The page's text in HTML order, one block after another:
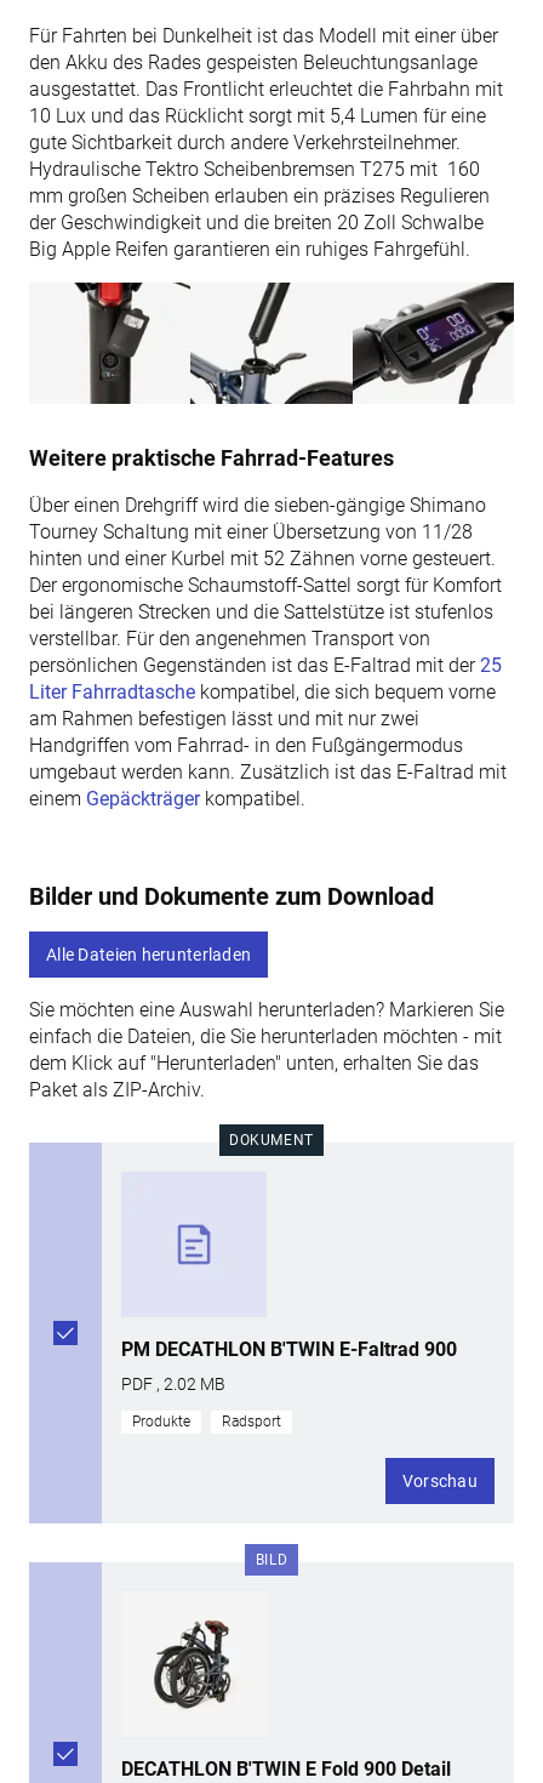
Für Fahrten bei Dunkelheit ist das Modell mit einer über
den Akku des Rades gespeisten Beleuchtungsanlage
ausgestattet. Das Frontlicht erleuchtet die Fahrbahn mit
10 Lux und das Rücklicht sorgt mit 5,4 Lumen für eine
gute Sichtbarkeit durch andere Verkehrsteilnehmer.
Hydraulische Tektro Scheibenbremsen T275 mit 160
mm großen Scheiben erlauben ein präzises Regulieren
der Geschwindigkeit und die breiten 20 Zoll Schwalbe
Big Apple Reifen garantieren ein ruhiges Fahrgefühl.
Weitere praktische Fahrrad-Features
Über einen Drehgriff wird die sieben-gängige Shimano
Tourney Schaltung mit einer Übersetzung von 11/28
hinten und einer Kurbel mit 52 Zähnen vorne gesteuert.
Der ergonomische Schaumstoff-Sattel sorgt für Komfort
bei längeren Strecken und die Sattelstütze ist stufenlos
verstellbar. Für den angenehmen Transport von
persönlichen Gegenständen ist das E-Faltrad mit der 25
Liter Fahrradtasche kompatibel, die sich bequem vorne
am Rahmen befestigen lässt und mit nur zwei
Handgriffen vom Fahrrad- in den Fußgängermodus
umgebaut werden kann. Zusätzlich ist das E-Faltrad mit
einem Gepäckträgerkompatibel.
Bilder und Dokumente zum Download
Alle Dateien herunterladen
Sie möchten eine Auswahl herunterladen? Markieren Sie
einfach die Dateien, die Sie herunterladen möchten - mit
dem Klick auf "Herunterladen" unten, erhalten Sie das
Paket als ZIP-Archiv.
DOKUMENT
PM DECATHLON B'TWIN E-Faltrad 900
PDF , 2.02 MB
Produkte Radsport
Vorschau
BILD
DECATHLON B'TWIN E Fold 900 Detail